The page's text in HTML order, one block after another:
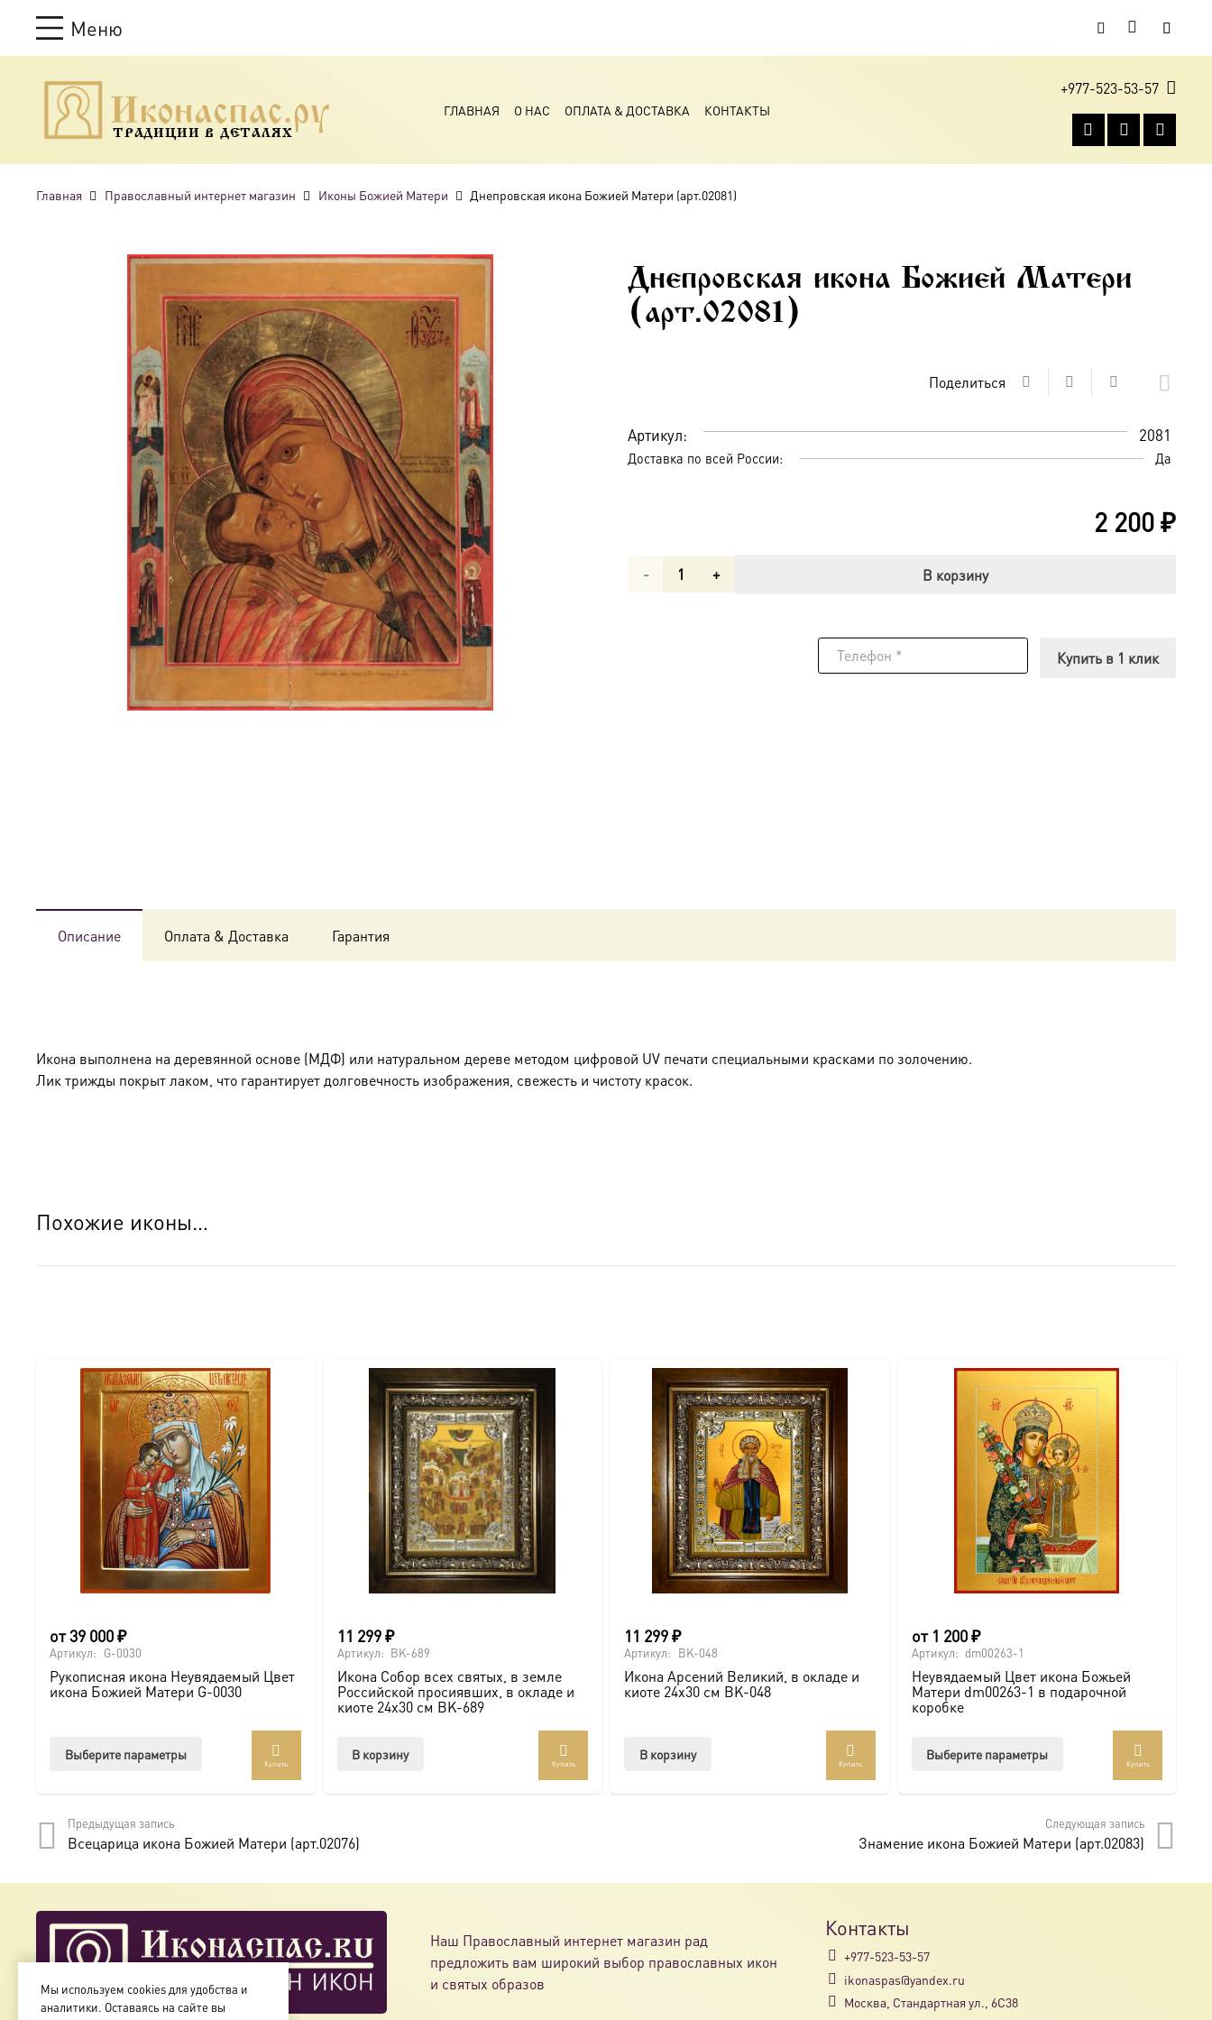
Меню
ТРАДИЦИИ В ДЕТАЛЯХ
ГЛАВНАЯ О НАС ОПЛАТА & ДОСТАВКА КОНТАКТЫ
+977-523-53-57
Главная Православный интернет магазин Иконы Божией Матери Днепровская икона Божией Матери (арт.02081)
Днепровская икона Божией Матери
(арт.02081)
Поделиться
Артикул: 2081
Доставка по всей России: Да
2 200₽
Количество
В корзину
Купить в 1 клик
Описание Оплата & Доставка Гарантия
Икона выполнена на деревянной основе (МДФ) или натуральном дереве методом цифровой UV печати специальными красками по золочению.
Лик трижды покрыт лаком, что гарантирует долговечность изображения, свежесть и чистоту красок.
Похожие иконы…
от39 000₽
Артикул: G-0030
Рукописная икона Неувядаемый Цвет
икона Божией Матери G-0030
Выберите параметры
странице
товара.
Купить
11 299₽
Артикул: BK-689
Икона Собор всех святых, в земле
Российской просиявших, в окладе и
киоте 24х30 см BK-689
В корзину
Купить
11 299₽
Артикул: BK-048
Икона Арсений Великий, в окладе и
киоте 24х30 см BK-048
В корзину
Купить
от 1 200₽
Артикул: dm00263-1
Неувядаемый Цвет икона Божьей
Матери dm00263-1 в подарочной
коробке
Выберите параметры
вариаций.
Опции
Купить
Предыдущая запись
Всецарица икона Божией Матери (арт.02076)
Следующая запись
Знамение икона Божией Матери (арт.02083)
Наш Православный интернет магазин рад
предложить вам широкий выбор православных икон
и святых образов
Контакты
+977-523-53-57
ikonaspas@yandex.ru
Москва, Стандартная ул., 6С38
Мы используем cookies для удобства и
аналитики. Оставаясь на сайте вы